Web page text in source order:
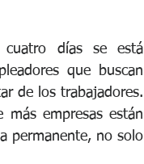
cuatro días se está
que buscan
de los trabajadores.
más empresas están
permanente, no solo